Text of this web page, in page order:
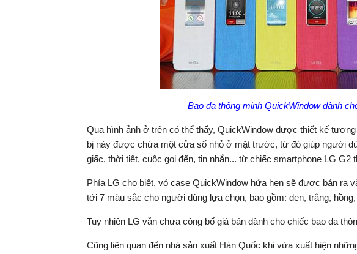
Bao da thông minh QuickWindow dành
Qua hình ảnh ở trên có thể thấy, QuickWindow được thiết kế
bị này được chừa một cửa sổ nhỏ ở mặt trước, từ đó giúp người
giấc, thời tiết, cuộc gọi đến, tin nhắn... từ chiếc smartphone LG G2
Phía LG cho biết, vỏ case QuickWindow hứa hẹn sẽ được bán ra
tới 7 màu sắc cho người dùng lựa chọn, bao gồm: đen, trắng,
Tuy nhiên LG vẫn chưa công bố giá bán dành cho chiếc bao da
Cũng liên quan đến nhà sản xuất Hàn Quốc khi vừa xuất hiện